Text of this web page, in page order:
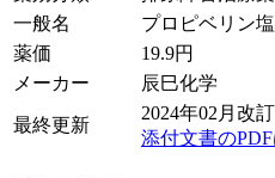
一般名
プロピベリン
薬価
19.9円
メーカー
辰巳化学
最終更新
2024年02月改
添付文書の